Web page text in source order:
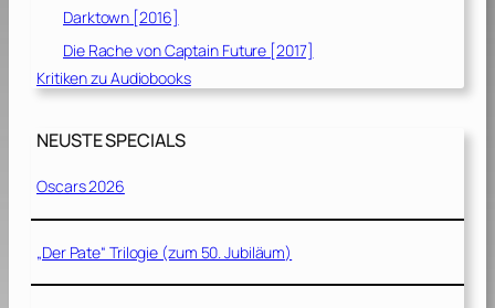
Darktown [2016]
Die Rache von Captain Future [2017]
Kritiken zu Audiobooks
NEUSTE SPECIALS
Oscars 2026
„Der Pate“ Trilogie (zum 50. Jubiläum)